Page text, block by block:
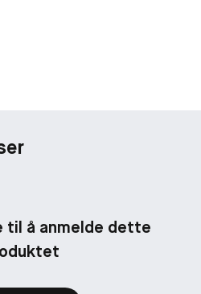
til å anmelde dette